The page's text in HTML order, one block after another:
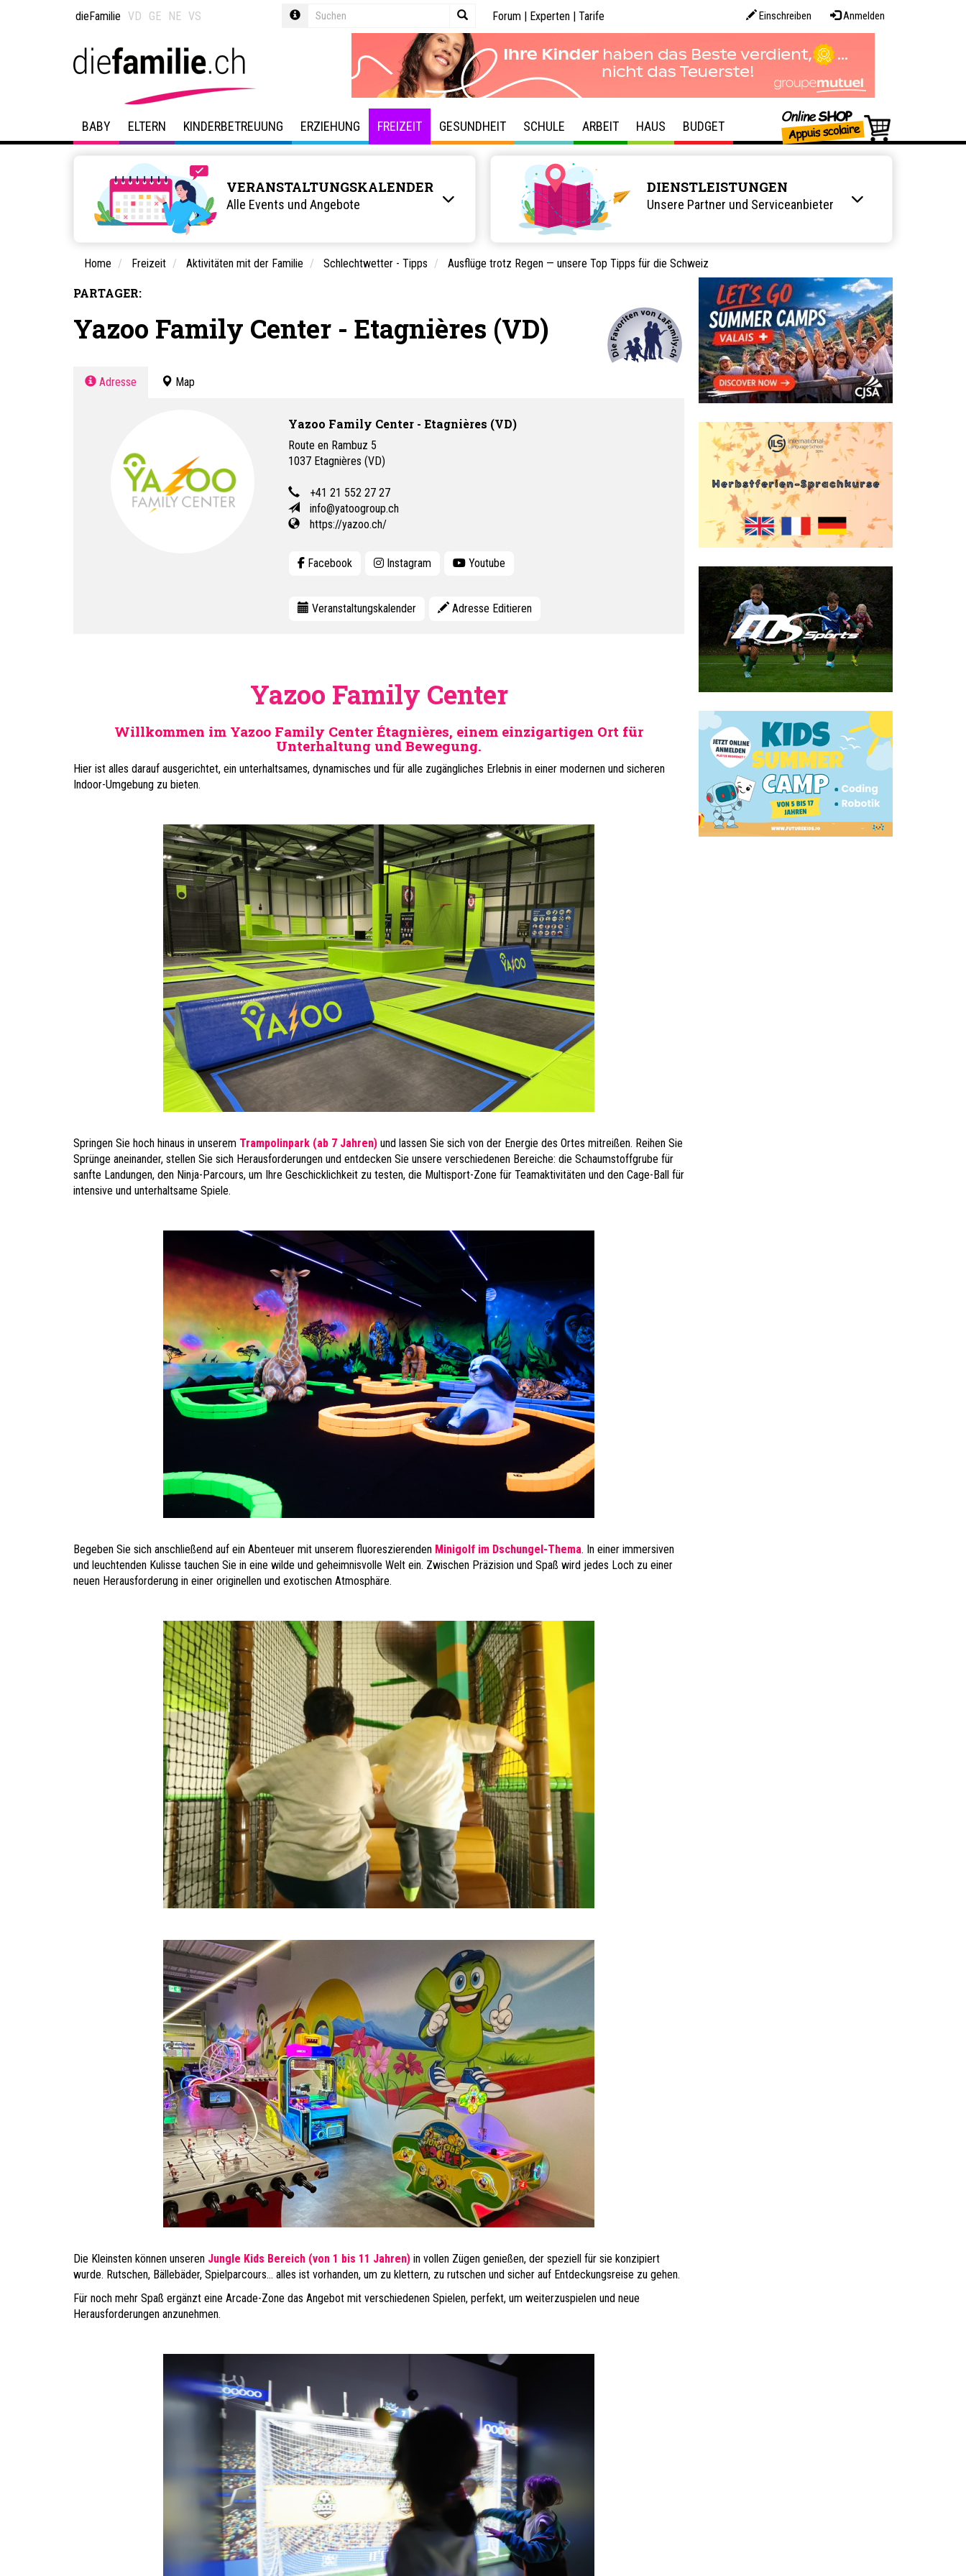
dieFamilie VD GE NE VS Einschreiben Anmelden
Forum | Experten | Tarife
BABY ELTERN KINDERBETREUUNG ERZIEHUNG FREIZEIT GESUNDHEIT SCHULE ARBEIT HAUS BUDGET
VERANSTALTUNGSKALENDER
Alle Events und Angebote
DIENSTLEISTUNGEN
Unsere Partner und Serviceanbieter
Home Freizeit Aktivitäten mit der Familie Schlechtwetter - Tipps Ausflüge trotz Regen — unsere Top Tipps für die Schweiz
PARTAGER:
Yazoo Family Center - Etagnières (VD)
Adresse Map
Yazoo Family Center - Etagnières (VD)
Route en Rambuz 5
1037 Etagnières (VD)
+41 21 552 27 27
info@yatoogroup.ch
https://yazoo.ch/
Facebook Instagram Youtube
Veranstaltungskalender Adresse Editieren
Yazoo Family Center
Willkommen im Yazoo Family Center Étagnières, einem einzigartigen Ort für
Unterhaltung und Bewegung.
Hier ist alles darauf ausgerichtet, ein unterhaltsames, dynamisches und für alle zugängliches Erlebnis in einer modernen und sicheren
Indoor-Umgebung zu bieten.
Springen Sie hoch hinaus in unserem Trampolinpark (ab 7 Jahren) und lassen Sie sich von der Energie des Ortes mitreißen. Reihen Sie
Sprünge aneinander, stellen Sie sich Herausforderungen und entdecken Sie unsere verschiedenen Bereiche: die Schaumstoffgrube für
sanfte Landungen, den Ninja-Parcours, um Ihre Geschicklichkeit zu testen, die Multisport-Zone für Teamaktivitäten und den Cage-Ball für
intensive und unterhaltsame Spiele.
Begeben Sie sich anschließend auf ein Abenteuer mit unserem fluoreszierenden Minigolf im Dschungel-Thema. In einer immersiven
und leuchtenden Kulisse tauchen Sie in eine wilde und geheimnisvolle Welt ein. Zwischen Präzision und Spaß wird jedes Loch zu einer
neuen Herausforderung in einer originellen und exotischen Atmosphäre.
Die Kleinsten können unseren Jungle Kids Bereich (von 1 bis 11 Jahren) in vollen Zügen genießen, der speziell für sie konzipiert
wurde. Rutschen, Bällebäder, Spielparcours… alles ist vorhanden, um zu klettern, zu rutschen und sicher auf Entdeckungsreise zu gehen.
Für noch mehr Spaß ergänzt eine Arcade-Zone das Angebot mit verschiedenen Spielen, perfekt, um weiterzuspielen und neue
Herausforderungen anzunehmen.